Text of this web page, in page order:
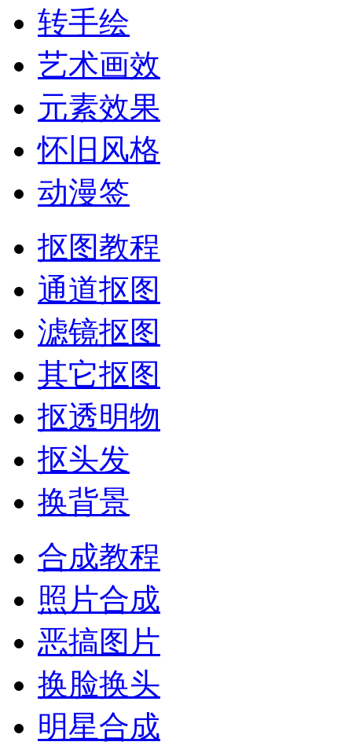
转手绘
艺术画效
元素效果
怀旧风格
动漫签
抠图教程
通道抠图
滤镜抠图
其它抠图
抠透明物
抠头发
换背景
合成教程
照片合成
恶搞图片
换脸换头
明星合成